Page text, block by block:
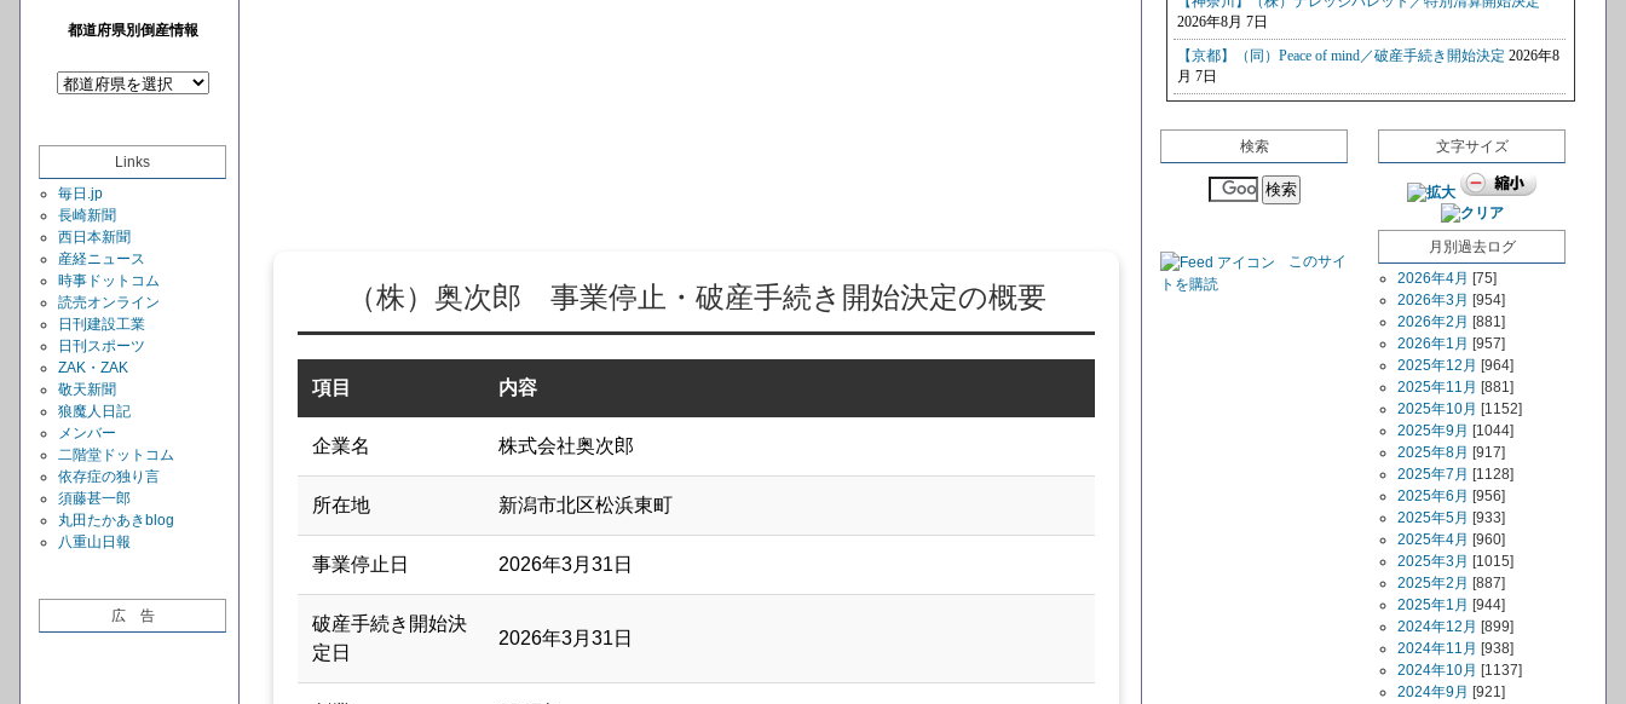
都道府県別倒産情報
Links
毎日.jp
長崎新聞
西日本新聞
産経ニュース
時事ドットコム
読売オンライン
日刊建設工業
日刊スポーツ
ZAK・ZAK
敬天新聞
狼魔人日記
メンバー
二階堂ドットコム
依存症の独り言
須藤甚一郎
丸田たかあきblog
八重山日報
広 告
（株）奥次郎 事業停止・破産手続き開始決定の概要
項目 内容
企業名 株式会社奥次郎
所在地 新潟市北区松浜東町
事業停止日 2026年3月31日
破産手続き開始決
定日
2026年3月31日
検索
このサイ
トを購読
文字サイズ
月別過去ログ
2026年4月 [75]
2026年3月 [954]
2026年2月 [881]
2026年1月 [957]
2025年12月 [964]
2025年11月 [881]
2025年10月 [1152]
2025年9月 [1044]
2025年8月 [917]
2025年7月 [1128]
2025年6月 [956]
2025年5月 [933]
2025年4月 [960]
2025年3月 [1015]
2025年2月 [887]
2025年1月 [944]
2024年12月 [899]
2024年11月 [938]
2024年10月 [1137]
2024年9月 [921]